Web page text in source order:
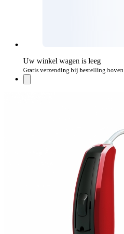
Uw winkel wagen is leeg
Gratis verzending bij bestelling boven